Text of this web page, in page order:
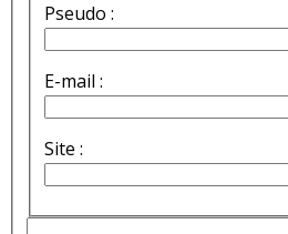
Pseudo :
E-mail :
Site :